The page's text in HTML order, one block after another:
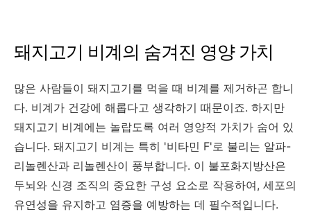
돼지고기 비계의 숨겨진 영양 가치
많은 사람들이 돼지고기를 먹을 때 비계를 제거하곤 합니
다. 비계가 건강에 해롭다고 생각하기 때문이죠. 하지만
돼지고기 비계에는 놀랍도록 여러 영양적 가치가 숨어 있
습니다. 돼지고기 비계는 특히 '비타민 F'로 불리는 알파-
리놀렌산과 리놀렌산이 풍부합니다. 이 불포화지방산은
두뇌와 신경 조직의 중요한 구성 요소로 작용하여, 세포의
유연성을 유지하고 염증을 예방하는 데 필수적입니다.